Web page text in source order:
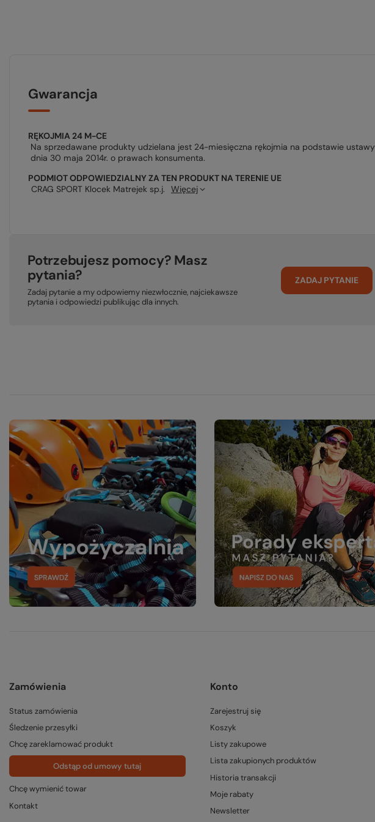
Gwarancja
RĘKOJMIA 24 M-CE
Na sprzedawane produkty udzielana jest 24-miesięczna rękojmia na podstawie
dnia 30 maja 2014r. o prawach konsumenta.
PODMIOT ODPOWIEDZIALNY ZA TEN PRODUKT NA TERENIE UE
CRAG SPORT Klocek Matrejek sp.j.
Więcej
Potrzebujesz pomocy? Masz
pytania?
Zadaj pytanie a my odpowiemy niezwłocznie, najciekawsze
pytania i odpowiedzi publikując dla innych.
ZADAJ PYTANIE
Zamówienia
Status zamówienia
Śledzenie przesyłki
Chcę zareklamować produkt
Odstąp od umowy tutaj
Chcę wymienić towar
Kontakt
Konto
Zarejestruj się
Koszyk
Listy zakupowe
Lista zakupionych produktów
Historia transakcji
Moje rabaty
Newsletter